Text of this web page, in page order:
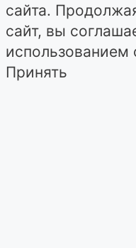
сайта.
сайт, вы
Принять